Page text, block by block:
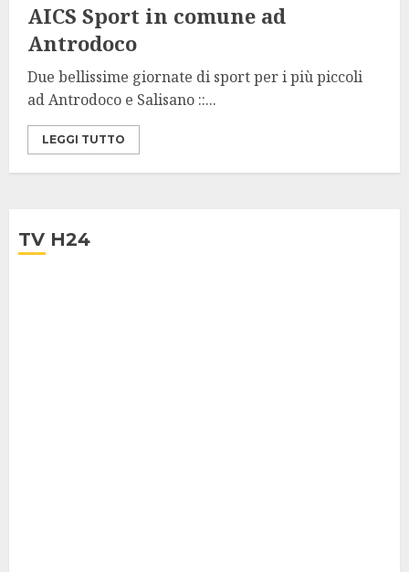
AICS Sport in comune ad
Antrodoco
Due bellissime giornate di sport per i più piccoli
ad Antrodoco e Salisano ::...
LEGGI TUTTO
TV H24